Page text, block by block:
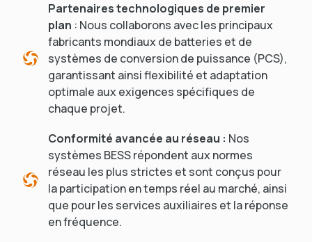
Partenaires technologiques de premier
plan : Nous collaborons avec les principaux
fabricants mondiaux de batteries et de
systèmes de conversion de puissance (PCS),
garantissant ainsi flexibilité et adaptation
optimale aux exigences spécifiques de
chaque projet.
Conformité avancée au réseau : Nos
systèmes BESS répondent aux normes
réseau les plus strictes et sont conçus pour
la participation en temps réel au marché, ainsi
que pour les services auxiliaires et la réponse
en fréquence.